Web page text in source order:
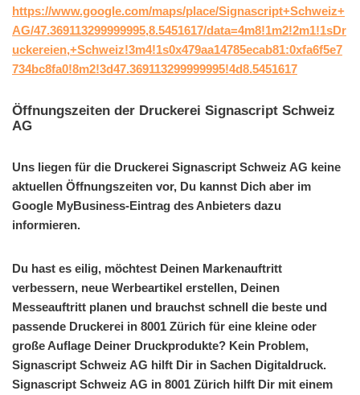
https://www.google.com/maps/place/Signascript+Schweiz+
AG/47.369113299999995,8.5451617/data=4m8!1m2!2m1!1sDr
uckereien,+Schweiz!3m4!1s0x479aa14785ecab81:0xfa6f5e7
734bc8fa0!8m2!3d47.369113299999995!4d8.5451617
Öffnungszeiten der Druckerei Signascript Schweiz
AG
Uns liegen für die Druckerei Signascript Schweiz AG keine
aktuellen Öffnungszeiten vor, Du kannst Dich aber im
Google MyBusiness-Eintrag des Anbieters dazu
informieren.
Du hast es eilig, möchtest Deinen Markenauftritt
verbessern, neue Werbeartikel erstellen, Deinen
Messeauftritt planen und brauchst schnell die beste und
passende Druckerei in 8001 Zürich für eine kleine oder
große Auflage Deiner Druckprodukte? Kein Problem,
Signascript Schweiz AG hilft Dir in Sachen Digitaldruck.
Signascript Schweiz AG in 8001 Zürich hilft Dir mit einem